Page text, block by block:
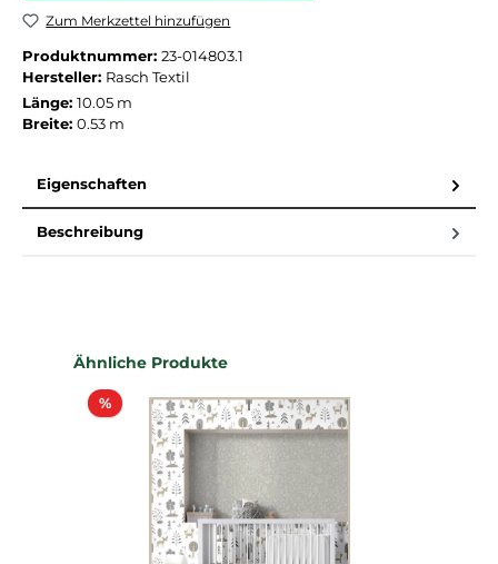
Zum Merkzettel hinzufügen
Produktnummer: 23-014803.1
Hersteller: Rasch Textil
Länge: 10.05 m
Breite: 0.53 m
Eigenschaften
Beschreibung
Produktgalerie überspringen
Ähnliche Produkte
%Rabatt